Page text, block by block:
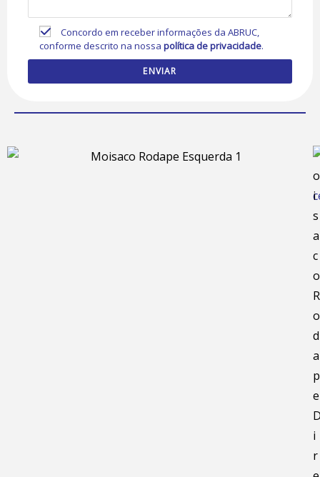
Concordo em receber informações da ABRUC,
conforme descrito na nossapolítica de privacidade.